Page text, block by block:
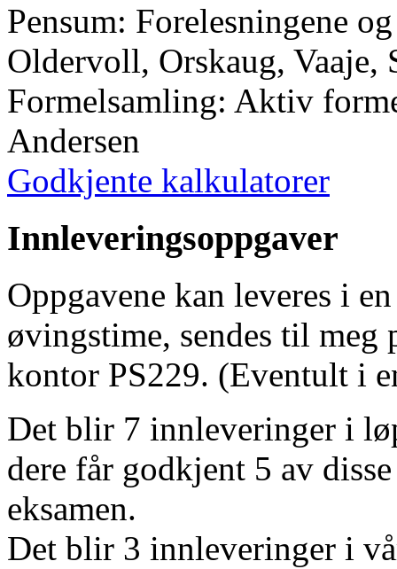
Pensum: Forelesningene
Oldervoll, Orskaug, Vaaje,
Formelsamling: Aktiv
Andersen
Godkjente kalkulatorer
Innleveringsoppgaver
Oppgavene kan leveres i
øvingstime, sendes til meg
kontor PS229. (Eventult i
Det blir 7 innleveringer i
dere får godkjent 5 av
eksamen.
Det blir 3 innleveringer i